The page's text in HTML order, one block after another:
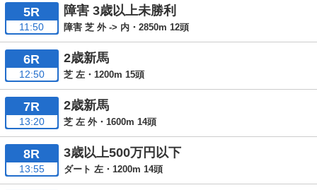
5R
11:50
障害 3歳以上未勝利
障害 芝 外 -> 内・2850m 12頭
6R
12:50
2歳新馬
芝 左・1200m 15頭
7R
13:20
2歳新馬
芝 左 外・1600m 14頭
8R
13:55
3歳以上500万円以下
ダート 左・1200m 14頭